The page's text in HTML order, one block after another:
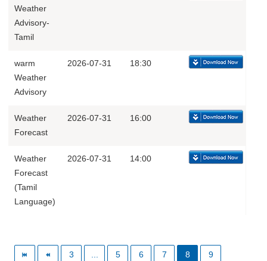
Weather
Advisory-
Tamil
warm
Weather
Advisory
2026-07-31 18:30
Weather
Forecast
2026-07-31 16:00
Weather
Forecast
(Tamil
Language)
2026-07-31 14:00
3 ... 5 6 7 8 9